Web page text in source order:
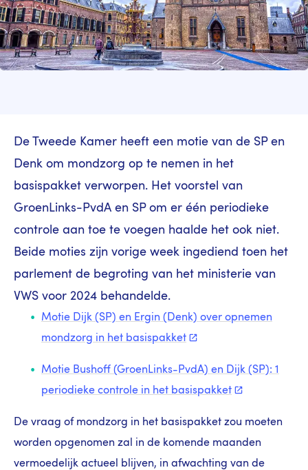
De Tweede Kamer heeft een motie van de SP en
Denk om mondzorg op te nemen in het
basispakket verworpen. Het voorstel van
GroenLinks-PvdA en SP om er één periodieke
controle aan toe te voegen haalde het ook niet.
Beide moties zijn vorige week ingediend toen het
parlement de begroting van het ministerie van
VWS voor 2024 behandelde.
Motie Dijk (SP) en Ergin (Denk) over opnemen
mondzorg in het basispakket
Motie Bushoff (GroenLinks-PvdA) en Dijk (SP): 1
periodieke controle in het basispakket
De vraag of mondzorg in het basispakket zou moeten
worden opgenomen zal in de komende maanden
vermoedelijk actueel blijven, in afwachting van de